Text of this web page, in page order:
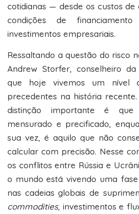
cotidianas — desde os custos de
condições de
investimentos empresariais.
Ressaltando a questão do risco
Andrew Storfer, conselheiro da
que hoje vivemos um nível
precedentes na história
distinção importante é
mensurado e precificado,
sua vez, é aquilo que não
calcular com precisão. Nesse
os conflitos entre Rússia e
o mundo está vivendo uma
nas cadeias globais de
commodities, investimentos e